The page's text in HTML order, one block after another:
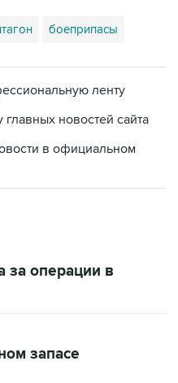
боеприпасы
ленту
новостей сайта
в официальном
за операции в
запасе